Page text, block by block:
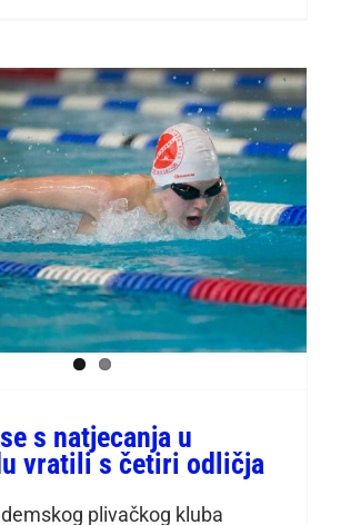
se s natjecanja u
vratili s četiri
odličja
s natjecanja u
vratili s četiri odličja
plivačkog kluba